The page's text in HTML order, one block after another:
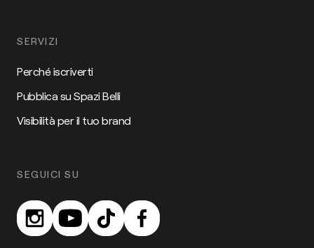
SERVIZI
Perché iscriverti
Pubblica su Spazi Belli
Visibilità per il tuo brand
SEGUICI SU